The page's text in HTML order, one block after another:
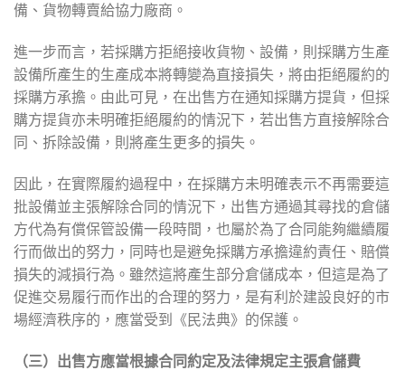
備、貨物轉賣給協力廠商。
進一步而言，若採購方拒絕接收貨物、設備，則採購方生產
設備所產生的生產成本將轉變為直接損失，將由拒絕履約的
採購方承擔。由此可見，在出售方在通知採購方提貨，但採
購方提貨亦未明確拒絕履約的情況下，若出售方直接解除合
同、拆除設備，則將產生更多的損失。
因此，在實際履約過程中，在採購方未明確表示不再需要這
批設備並主張解除合同的情況下，出售方通過其尋找的倉儲
方代為有償保管設備一段時間，也屬於為了合同能夠繼續履
行而做出的努力，同時也是避免採購方承擔違約責任、賠償
損失的減損行為。雖然這將產生部分倉儲成本，但這是為了
促進交易履行而作出的合理的努力，是有利於建設良好的市
場經濟秩序的，應當受到《民法典》的保護。
（三）出售方應當根據合同約定及法律規定主張倉儲費